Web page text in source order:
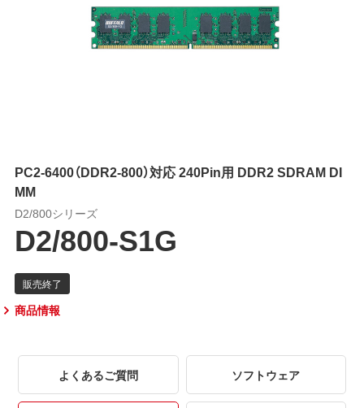
PC2-6400（DDR2-800）対応 240Pin用 DDR2 SDRAM DI
MM
D2/800シリーズ
D2/800-S1G
商品情報
よくあるご質問 ソフトウェア